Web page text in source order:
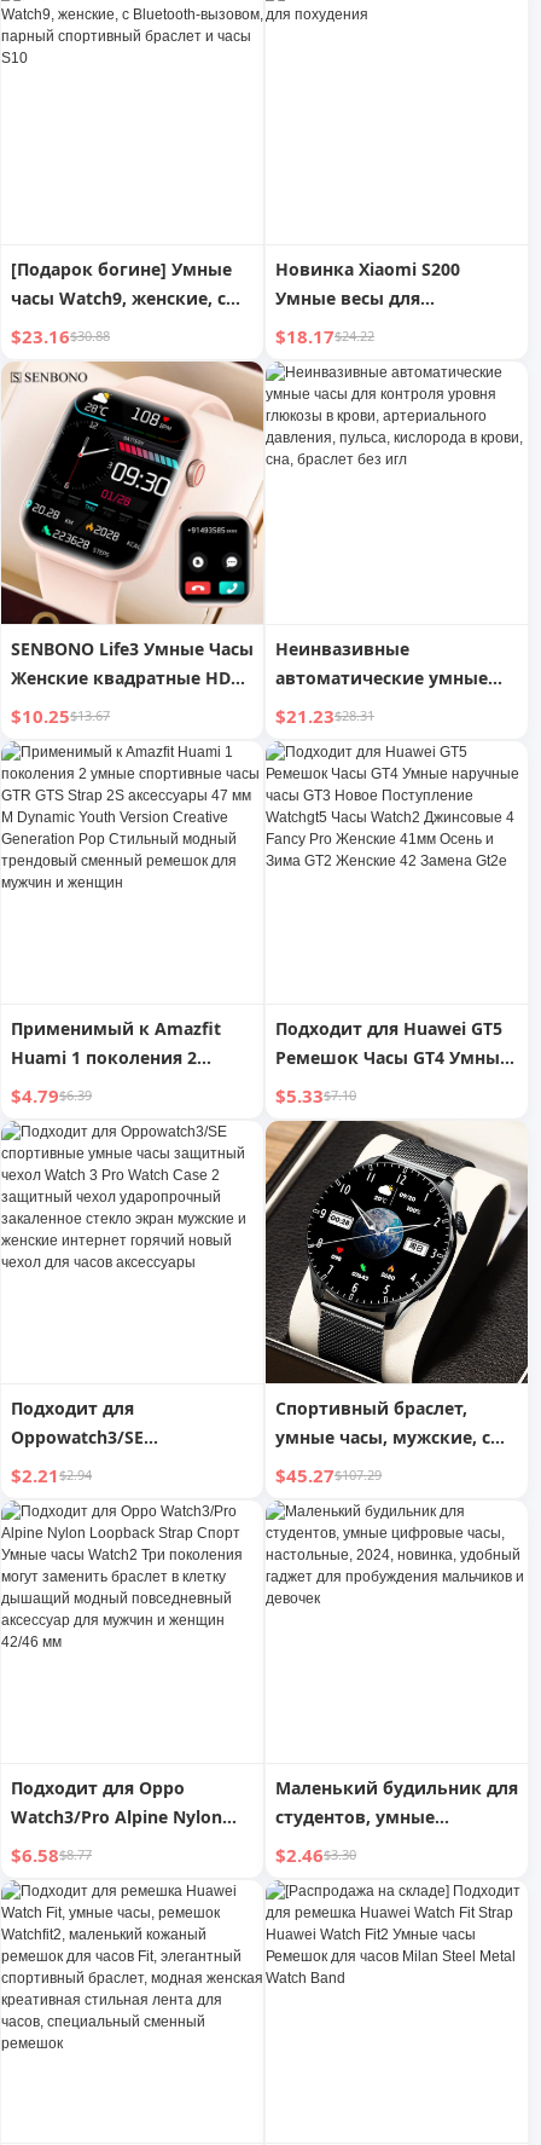
связи, фитнес-трекером,
для активного отдыха, для
iPhone Android
многофункциональные
[Подарок богине] Умные
часы Watch9, женские, с
Bluetooth-вызовом,
парный спортивный
браслет и часы S10
$23.16$30.88
Новинка Xiaomi S200
Умные весы для
похудения
$18.17$24.22
SENBONO Life3 Умные Часы
Женские квадратные HD
Экран 1.83'' Bluetooth
Звонки Давление
Спортивные Умные Часы
Мужские для IOS Android
$10.25$13.67
Неинвазивные
автоматические умные
часы для контроля уровня
глюкозы в крови,
артериального давления,
пульса, кислорода в
крови, сна, браслет без
игл
$21.23$28.31
Применимый к Amazfit
Huami 1 поколения 2
умные спортивные часы
GTR GTS Strap 2S
аксессуары 47 мм M
Dynamic Youth Version
Creative Generation Pop
Стильный модный
трендовый сменный
$4.79$6.39
Подходит для Huawei GT5
Ремешок Часы GT4 Умные
наручные часы GT3 Новое
Поступление Watchgt5
Часы Watch2 Джинсовые 4
Fancy Pro Женские 41мм
Осень и Зима GT2 Женские
42 Замена Gt2e
$5.33$7.10
Подходит для
Oppowatch3/SE
спортивные умные часы
защитный чехол Watch 3
Pro Watch Case 2
защитный чехол
ударопрочный закаленное
стекло экран мужские и
женские интернет
$2.21$2.94
Спортивный браслет,
умные часы, мужские, с
измерением давления, 8
женских,
водонепроницаемые,
Bluetooth
$45.27$107.29
Подходит для Oppo
Watch3/Pro Alpine Nylon
Loopback Strap Спорт
Умные часы Watch2 Три
поколения могут
заменить браслет в
клетку дышащий модный
повседневный аксессуар
для мужчин и женщин
42/46 мм
$6.58$8.77
Маленький будильник для
студентов, умные
цифровые часы,
настольные, 2024,
новинка, удобный гаджет
для пробуждения
мальчиков и девочек
$2.46$3.30